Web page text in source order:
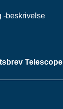
-beskrivelse
Telescope